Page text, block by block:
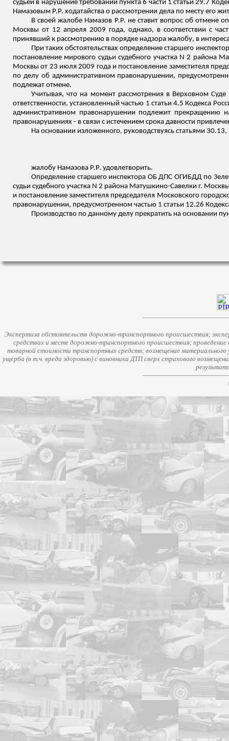
судьей в нарушение требований пункта 6 части 1 статьи 29.7
Намазовым Р.Р. ходатайства о рассмотрении дела по месту его
В своей жалобе Намазов Р.Р. не ставит вопрос об отмене
Москвы от 12 апреля 2009 года, однако, в соответствии с
принявший к рассмотрению в порядке надзора жалобу, в
При таких обстоятельствах определение старшего
постановление мирового судьи судебного участка N 2 района
Москвы от 23 июля 2009 года и постановление заместителя
по делу об административном правонарушении,
подлежат отмене.
Учитывая, что на момент рассмотрения в Верховном
ответственности, установленный частью 1 статьи 4.5 Кодекса
административном правонарушении подлежит прекращению
правонарушениях - в связи с истечением срока давности
На основании изложенного, руководствуясь статьями
жалобу Намазова Р.Р. удовлетворить.
Определение старшего инспектора ОБ ДПС ОГИБДД по
судьи судебного участка N 2 района Матушкино-Савелки г.
и постановление заместителя председателя Московского
правонарушении, предусмотренном частью 1 статьи 12.26
Производство по данному делу прекратить на основании
Экспертиза обстоятельств дорожно-транспортного происшествия;
средствах и месте дорожно-транспортного происшествия;
товарной стоимости транспортных средств; возмещение
ущерба (в т.ч. вреда здоровью) с виновника ДТП сверх страхового